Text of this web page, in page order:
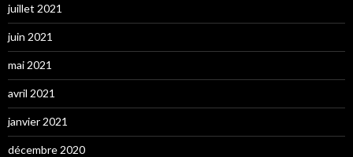
juillet 2021
juin 2021
mai 2021
avril 2021
janvier 2021
décembre 2020